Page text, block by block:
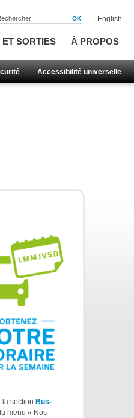
SORTIES À PROPOS
Accessibilité universelle
English
la section Bus-
menu « Nos